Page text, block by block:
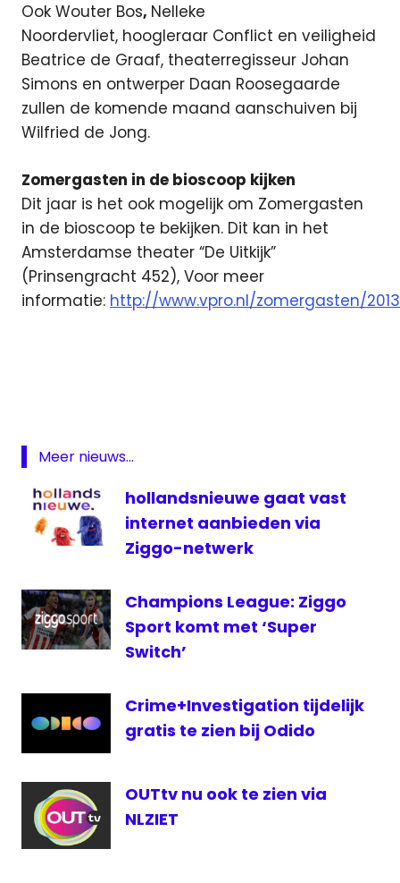
Ook Wouter Bos, Nelleke
Noordervliet, hoogleraar Conflict en veiligheid
Beatrice de Graaf, theaterregisseur Johan
Simons en ontwerper Daan Roosegaarde
zullen de komende maand aanschuiven bij
Wilfried de Jong.
Zomergasten in de bioscoop kijken
Dit jaar is het ook mogelijk om Zomergasten
in de bioscoop te bekijken. Dit kan in het
Amsterdamse theater “De Uitkijk”
(Prinsengracht 452), Voor meer
informatie: http://www.vpro.nl/zomergasten/
VPRO
Wilfried
Zomergasten
Meer nieuws...
hollandsnieuwe gaat vast
internet aanbieden via
Ziggo-netwerk
Champions League: Ziggo
Sport komt met ‘Super
Switch’
Crime+Investigation tijdelijk
gratis te zien bij Odido
OUTtv nu ook te zien via
NLZIET